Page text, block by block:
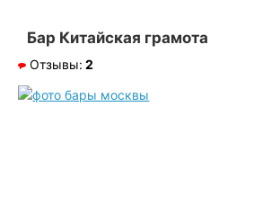
Бар Китайская грамота
Отзывы: 2